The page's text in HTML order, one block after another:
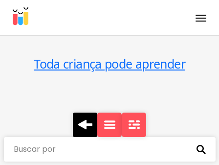
Toda criança pode aprender
Buscar por